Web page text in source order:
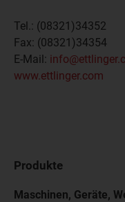
Tel.: (08321)34352
Fax: (08321)34354
E-Mail:
www.ettlinger.com
Produkte
Maschinen, Geräte,